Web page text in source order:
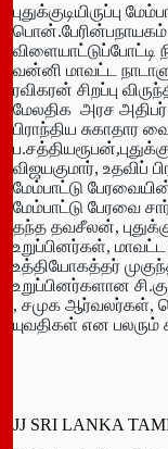
புதுக்குடியிருப்பு
விளையாட்டுப்போட்டி
வன்னி மாவட்ட
ரவிகரன் சிறப்பு
மேலதிக அரச அதிபர்
பிராந்திய சுகாதார
விஜயகுமார், உதவிப்
மேம்பாட்டு
மேம்பாட்டு பேரவை
தந்த தவசீலன்,
உறுப்பினர்கள்,
உத்தியோகத்தர்
உறுப்பினர்களான
, சமுக
யுவதிகள் என பலரும்
JJ SRI LANKA